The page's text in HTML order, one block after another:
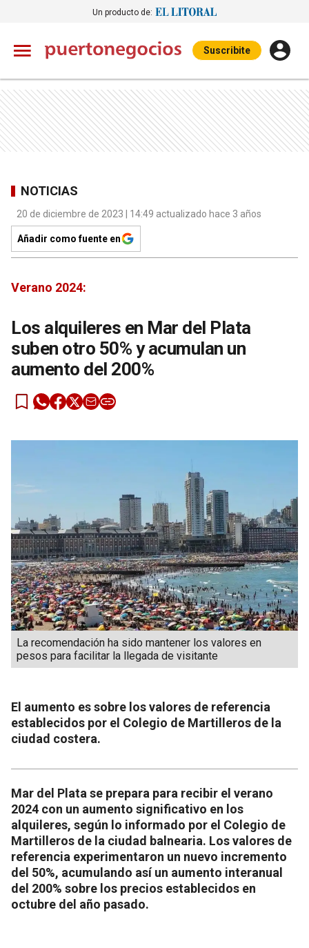
Un producto de:
Suscribite
NOTICIAS
20 de diciembre de 2023 | 14:49 actualizado hace 3 años
Añadir como fuente en
Verano 2024:
Los alquileres en Mar del Plata
suben otro 50% y acumulan un
aumento del 200%
La recomendación ha sido mantener los valores en
pesos para facilitar la llegada de visitante
El aumento es sobre los valores de referencia
establecidos por el Colegio de Martilleros de la
ciudad costera.
Mar del Plata se prepara para recibir el verano
2024 con un aumento significativo en los
alquileres, según lo informado por el Colegio de
Martilleros de la ciudad balnearia. Los valores de
referencia experimentaron un nuevo incremento
del 50%, acumulando así un aumento interanual
del 200% sobre los precios establecidos en
octubre del año pasado.